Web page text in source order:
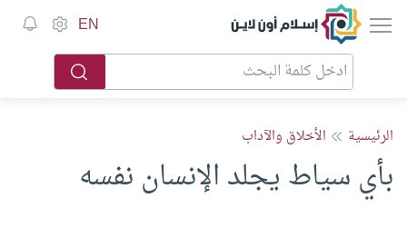
إسلام أون لاين EN
الرئيسية الأخلاق والآداب
بأي سياط يجلد الإنسان نفسه